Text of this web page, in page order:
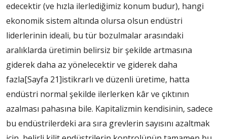
edecektir (ve hızla ilerlediğimiz konum budur), hangi
ekonomik sistem altında olursa olsun endüstri
liderlerinin ideali, bu tür bozulmalar arasındaki
aralıklarda üretimin belirsiz bir şekilde artmasına
giderek daha az yönelecektir ve giderek daha
fazla[Sayfa 21]istikrarlı ve düzenli üretime, hatta
endüstri normal şekilde ilerlerken kâr ve çıktının
azalması pahasına bile. Kapitalizmin kendisinin, sadece
bu endüstrilerdeki ara sıra grevlerin sayısını azaltmak